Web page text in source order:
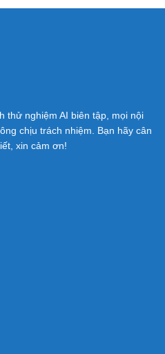
thử nghiệm AI biên tập, mọi nội
chịu trách nhiệm. Bạn hãy cân
xin cảm ơn!